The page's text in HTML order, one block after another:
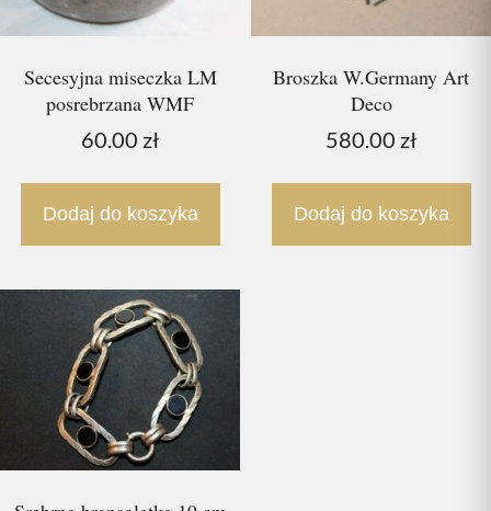
Secesyjna miseczka LM
posrebrzana WMF
60.00 zł
Dodaj do koszyka
Broszka W.Germany Art
Deco
580.00 zł
Dodaj do koszyka